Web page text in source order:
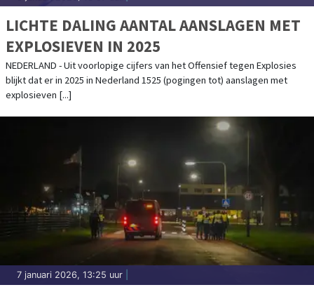
LICHTE DALING AANTAL AANSLAGEN MET
EXPLOSIEVEN IN 2025
NEDERLAND - Uit voorlopige cijfers van het Offensief tegen Explosies
blijkt dat er in 2025 in Nederland 1525 (pogingen tot) aanslagen met
explosieven [...]
7 januari 2026, 13:25 uur